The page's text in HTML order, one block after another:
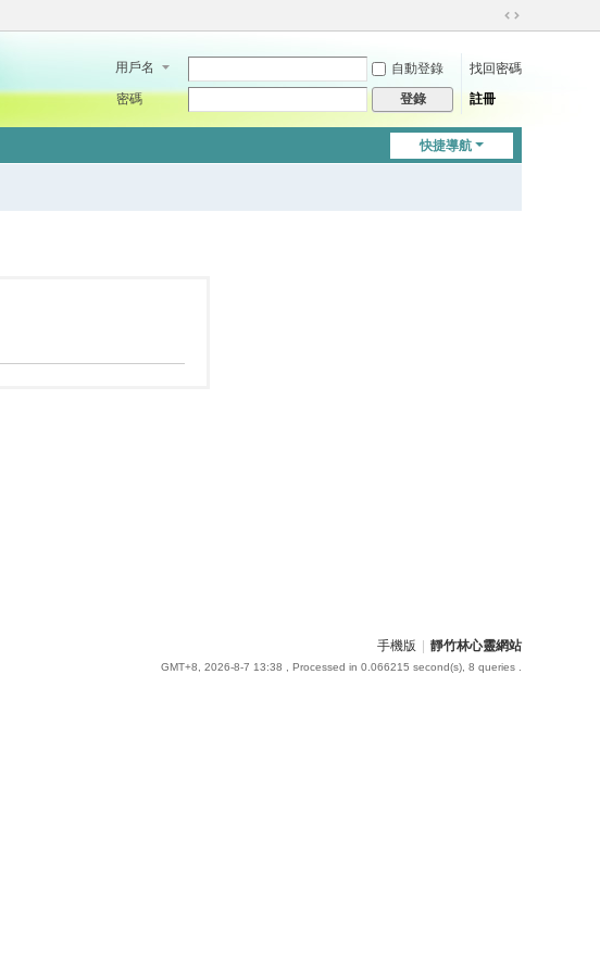
切
到
用戶名 自動登錄
找回密碼
密碼
登錄 註冊
快捷導航
手機版 靜竹林心靈網站
GMT+8, 2026-8-7 13:38 , Processed in 0.066215 second(s), 8 queries .